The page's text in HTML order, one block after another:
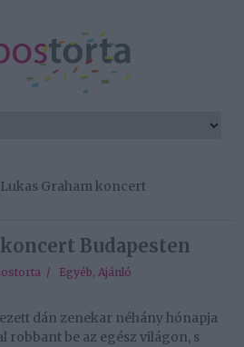
Lukas Graham koncert
Budapesten
/ Egyéb, Ajánló
dán zenekar néhány hónapja
robbant be az egész világon, s